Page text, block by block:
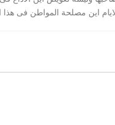
اين مصلحة المواطن فى هذا